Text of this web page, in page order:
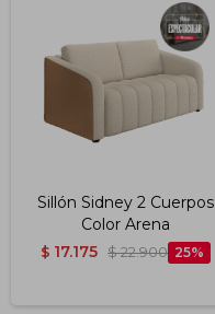
Sillón Sidney 2 Cuerpos
Color Arena
$ 17.175 $ 22.900 25